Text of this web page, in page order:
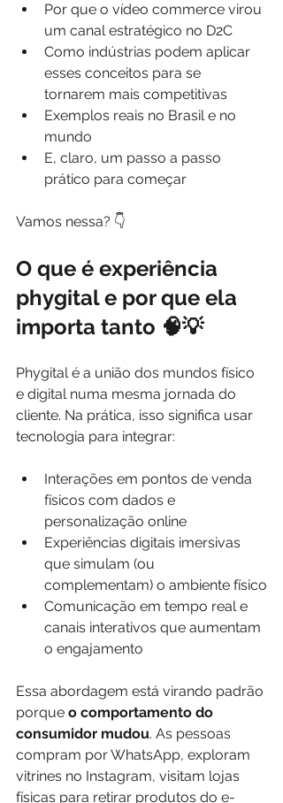
Por que o vídeo commerce virou
um canal estratégico no D2C
Como indústrias podem aplicar
esses conceitos para se
tornarem mais competitivas
Exemplos reais no Brasil e no
mundo
E, claro, um passo a passo
prático para começar
Vamos nessa? 👇
O que é experiência
phygital e por que ela
importa tanto 🧠💡
Phygital é a união dos mundos físico
e digital numa mesma jornada do
cliente. Na prática, isso significa usar
tecnologia para integrar:
Interações em pontos de venda
físicos com dados e
personalização online
Experiências digitais imersivas
que simulam (ou
complementam) o ambiente físico
Comunicação em tempo real e
canais interativos que aumentam
o engajamento
Essa abordagem está virando padrão
porque o comportamento do
consumidor mudou. As pessoas
compram por WhatsApp, exploram
vitrines no Instagram, visitam lojas
físicas para retirar produtos do e-